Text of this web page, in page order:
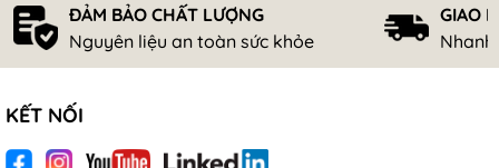
ĐẢM BẢO CHẤT LƯỢNG
Nguyên liệu an toàn sức khỏe
GIAO
KẾT NỐI